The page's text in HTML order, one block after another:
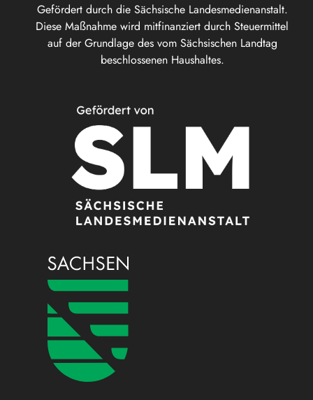
Gefördert durch die Sächsische Landesmedienanstalt.
Diese Maßnahme wird mitfinanziert durch Steuermittel
auf der Grundlage des vom Sächsischen Landtag
beschlossenen Haushaltes.